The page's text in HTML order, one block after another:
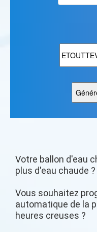
Votre ballon d'eau
plus d'eau chaude ?
Vous souhaitez
automatique de la
heures creuses ?